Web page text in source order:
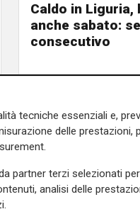
Caldo in
anche sabato:
consecutivo
tecniche essenziali e,
delle prestazioni,
partner terzi selezionati
analisi delle